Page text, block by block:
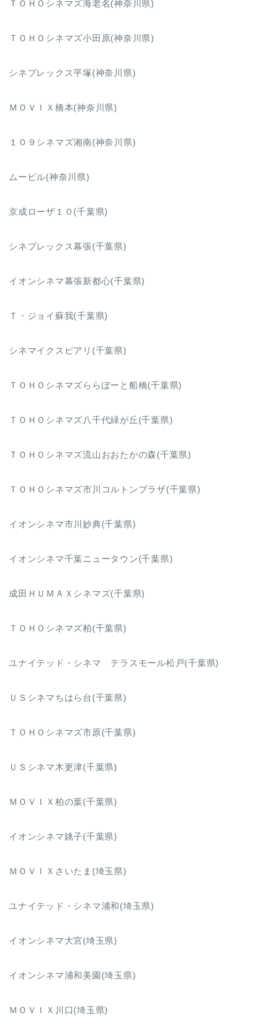
ＴＯＨＯシネマズ海老名(神奈川県)
ＴＯＨＯシネマズ小田原(神奈川県)
シネプレックス平塚(神奈川県)
ＭＯＶＩＸ橋本(神奈川県)
１０９シネマズ湘南(神奈川県)
ムービル(神奈川県)
京成ローザ１０(千葉県)
シネプレックス幕張(千葉県)
イオンシネマ幕張新都心(千葉県)
Ｔ・ジョイ蘇我(千葉県)
シネマイクスピアリ(千葉県)
ＴＯＨＯシネマズららぽーと船橋(千葉県)
ＴＯＨＯシネマズ八千代緑が丘(千葉県)
ＴＯＨＯシネマズ流山おおたかの森(千葉県)
ＴＯＨＯシネマズ市川コルトンプラザ(千葉県)
イオンシネマ市川妙典(千葉県)
イオンシネマ千葉ニュータウン(千葉県)
成田ＨＵＭＡＸシネマズ(千葉県)
ＴＯＨＯシネマズ柏(千葉県)
ユナイテッド・シネマ テラスモール松戸(千葉県)
ＵＳシネマちはら台(千葉県)
ＴＯＨＯシネマズ市原(千葉県)
ＵＳシネマ木更津(千葉県)
ＭＯＶＩＸ柏の葉(千葉県)
イオンシネマ銚子(千葉県)
ＭＯＶＩＸさいたま(埼玉県)
ユナイテッド・シネマ浦和(埼玉県)
イオンシネマ大宮(埼玉県)
イオンシネマ浦和美園(埼玉県)
ＭＯＶＩＸ川口(埼玉県)